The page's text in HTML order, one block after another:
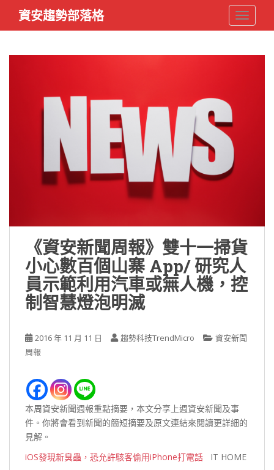
i
資安趨勢部落格
《資安新聞周報》雙十一掃貨
小心數百個山寨 App/ 研究人
員示範利用汽車或無人機，控
制智慧燈泡明滅
2016 年 11 月 11 日 趨勢科技TrendMicro
資安新聞
周報
本周資安新聞週報重點摘要，本文分享上週資安新聞及事
件。你將會看到新聞的簡短摘要及原文連結來閱讀更詳細的
見解。
iOS發現新臭蟲，恐允許駭客偷用iPhone打電話 IT HOME